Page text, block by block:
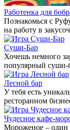
Работенка для
Познакомься с
на работу в
Суши-Бар
Хочешь немного
популярный суши-
Лесной бар
У тебя есть
ресторанном
Чудесное кафе-
Мороженое – один